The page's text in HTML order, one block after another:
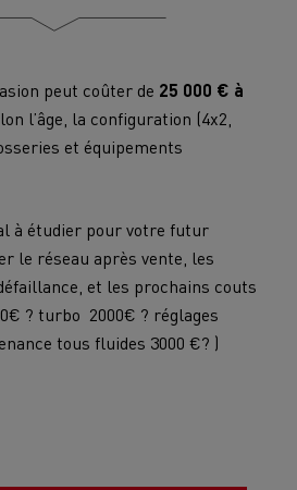
peut coûter de 25 000 € à
l’âge, la configuration (4x2,
et équipements
à étudier pour votre futur
le réseau après vente, les
et les prochains couts
? turbo 2000€ ? réglages
tous fluides 3000 €? )